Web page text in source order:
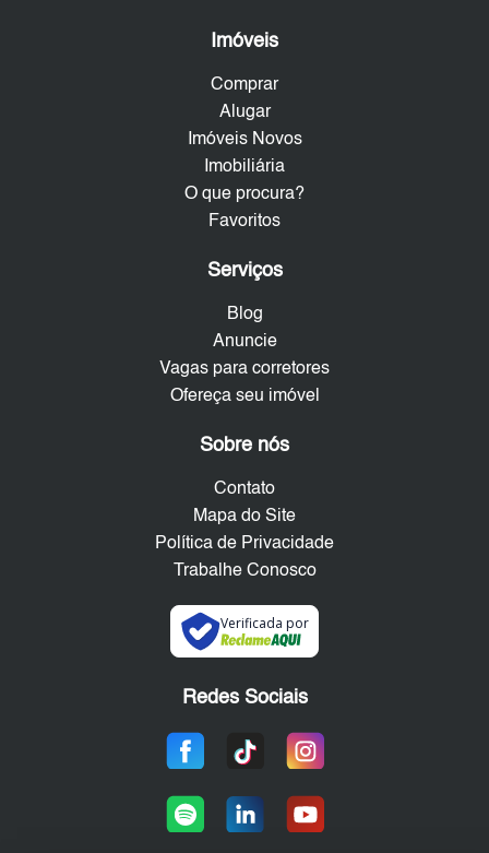
Imóveis
Comprar
Alugar
Imóveis Novos
Imobiliária
O que procura?
Favoritos
Serviços
Blog
Anuncie
Vagas para corretores
Ofereça seu imóvel
Sobre nós
Contato
Mapa do Site
Política de Privacidade
Trabalhe Conosco
Verificada por
Redes Sociais